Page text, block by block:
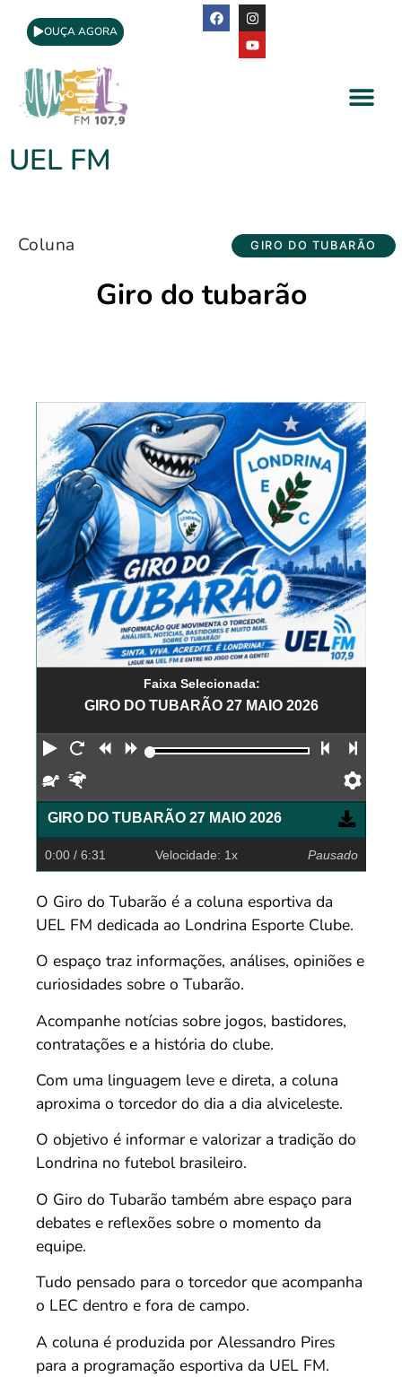
OUÇA AGORA
UEL FM
Coluna GIRO DO TUBARÃO
Giro do tubarão
Faixa Selecionada:
GIRO DO TUBARÃO 27 MAIO 2026
Reproduzir
Reiniciar
Retroceder
Avançar Faixa
Devagar
GIRO DO TUBARÃO 27 MAIO 2026
0:00 / 6:31 Velocidade: 1x Pausado
O Giro do Tubarão é a coluna esportiva da
UEL FM dedicada ao Londrina Esporte Clube.
O espaço traz informações, análises, opiniões e
curiosidades sobre o Tubarão.
Acompanhe notícias sobre jogos, bastidores,
contratações e a história do clube.
Com uma linguagem leve e direta, a coluna
aproxima o torcedor do dia a dia alviceleste.
O objetivo é informar e valorizar a tradição do
Londrina no futebol brasileiro.
O Giro do Tubarão também abre espaço para
debates e reflexões sobre o momento da
equipe.
Tudo pensado para o torcedor que acompanha
o LEC dentro e fora de campo.
A coluna é produzida por Alessandro Pires
para a programação esportiva da UEL FM.